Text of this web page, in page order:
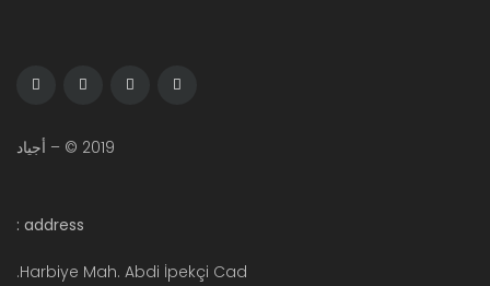
2019 © – أجياد
address :
Harbiye Mah. Abdi İpekçi Cad.